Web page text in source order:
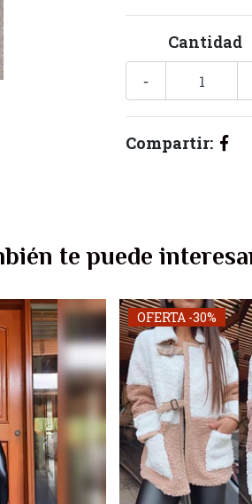
Cantidad
-
Compartir:
te puede
OFERTA -30%